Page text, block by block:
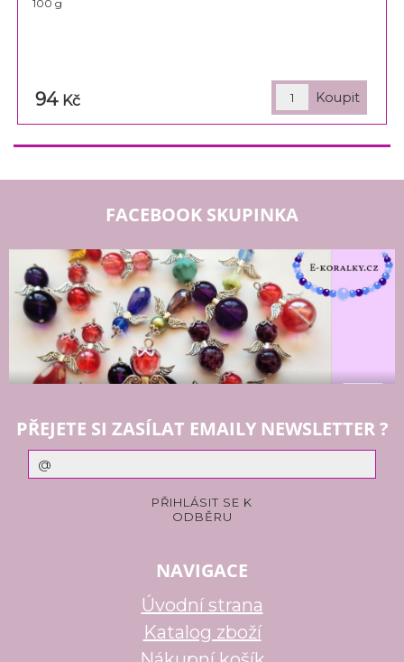
100 g
94 Kč
FACEBOOK SKUPINKA
PŘEJETE SI ZASÍLAT EMAILY NEWSLETTER ?
NAVIGACE
Úvodní strana
Katalog zboží